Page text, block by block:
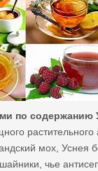
по содержанию
растительного
мох, Уснея
чье